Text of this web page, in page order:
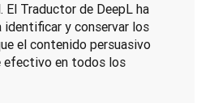
El Traductor de DeepL ha
identificar y conservar los
el contenido persuasivo
efectivo en todos los